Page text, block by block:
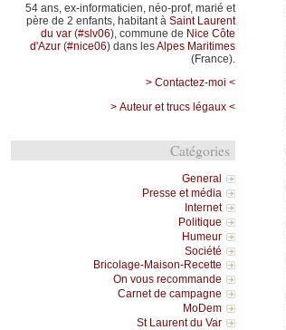
54 ans, ex-informaticien, néo-prof, marié et
père de 2 enfants, habitant àSaint Laurent
du var (#slv06), commune de Nice Côte
d'Azur (#nice06) dans lesAlpes Maritimes
(France).
> Contactez-moi <
> Auteur et trucs légaux <
Catégories
General
Presse et média
Internet
Politique
Humeur
Société
Bricolage-Maison-Recette
On vous recommande
Carnet de campagne
MoDem
St Laurent du Var